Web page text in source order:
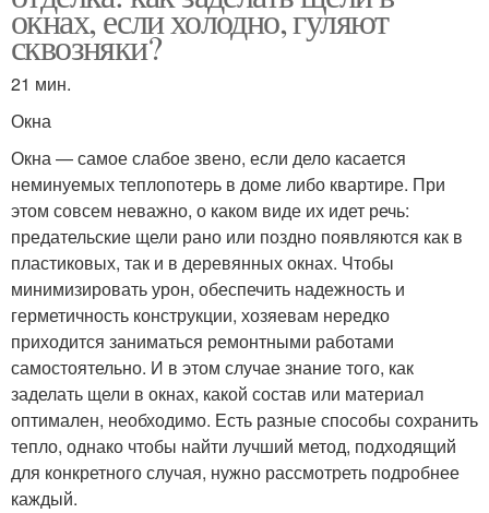
окнах, если холодно, гуляют
сквозняки?
21 мин.
Окна
Окна — самое слабое звено, если дело касается
неминуемых теплопотерь в доме либо квартире. При
этом совсем неважно, о каком виде их идет речь:
предательские щели рано или поздно появляются как в
пластиковых, так и в деревянных окнах. Чтобы
минимизировать урон, обеспечить надежность и
герметичность конструкции, хозяевам нередко
приходится заниматься ремонтными работами
самостоятельно. И в этом случае знание того, как
заделать щели в окнах, какой состав или материал
оптимален, необходимо. Есть разные способы сохранить
тепло, однако чтобы найти лучший метод, подходящий
для конкретного случая, нужно рассмотреть подробнее
каждый.